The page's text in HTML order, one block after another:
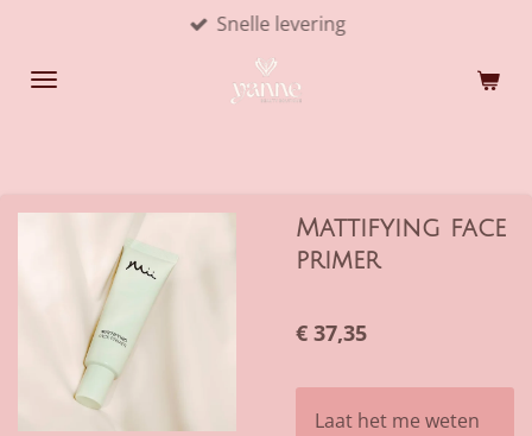
naar
Snelle levering
Mattifying face
primer
€ 37,35
Laat het me weten